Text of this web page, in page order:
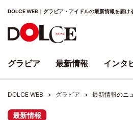
DOLCE WEB｜グラビア・アイドルの最新情報を届け
DOLCE WEB グラビア 最新情報のニ
最新情報
グラビア 最新情報 インタ